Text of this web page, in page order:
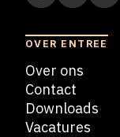
OVER ENTREE
Over ons
Contact
Downloads
Vacatures